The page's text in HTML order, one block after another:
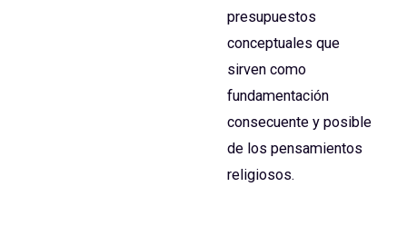
presupuestos
conceptuales que
sirven como
fundamentación
consecuente y posible
de los pensamientos
religiosos.